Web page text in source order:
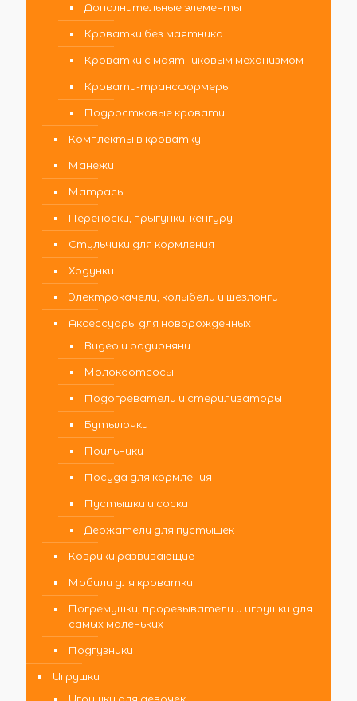
Дополнительные элементы
Кроватки без маятника
Кроватки с маятниковым механизмом
Кровати-трансформеры
Подростковые кровати
Комплекты в кроватку
Манежи
Матрасы
Переноски, прыгунки, кенгуру
Стульчики для кормления
Ходунки
Электрокачели, колыбели и шезлонги
Аксессуары для новорожденных
Видео и радионяни
Молокоотсосы
Подогреватели и стерилизаторы
Бутылочки
Поильники
Посуда для кормления
Пустышки и соски
Держатели для пустышек
Коврики развивающие
Мобили для кроватки
Погремушки, прорезыватели и игрушки для
самых маленьких
Подгузники
Игрушки